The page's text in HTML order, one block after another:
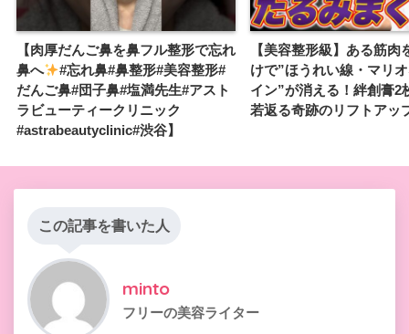
【肉厚だんご鼻を鼻フル整形で忘れ
鼻へ
#忘れ鼻#鼻整形#美容整形#
だんご鼻#団子鼻#塩満先生#アスト
ラビューティークリニック
#astrabeautyclinic#渋谷】
【美容整形級】ある筋肉
けで”ほうれい線・マリ
イン”が消える！絆創膏2
若返る奇跡のリフトアッ
この記事を書いた人
minto
フリーの美容ライター